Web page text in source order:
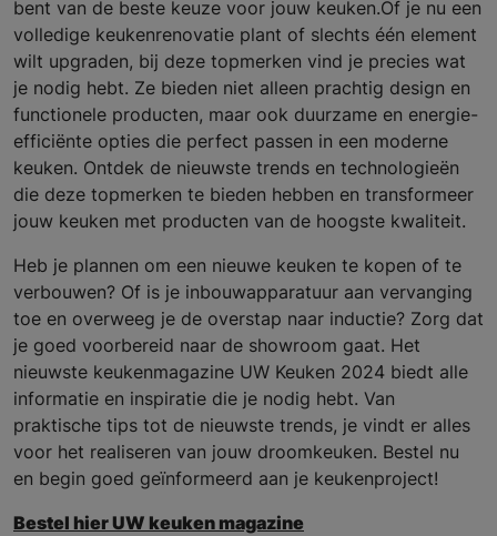
bent van de beste keuze voor jouw keuken.Of je nu een
volledige keukenrenovatie plant of slechts één element
wilt upgraden, bij deze topmerken vind je precies wat
je nodig hebt. Ze bieden niet alleen prachtig design en
functionele producten, maar ook duurzame en energie-
efficiënte opties die perfect passen in een moderne
keuken. Ontdek de nieuwste trends en technologieën
die deze topmerken te bieden hebben en transformeer
jouw keuken met producten van de hoogste kwaliteit.
Heb je plannen om een nieuwe keuken te kopen of te
verbouwen? Of is je inbouwapparatuur aan vervanging
toe en overweeg je de overstap naar inductie? Zorg dat
je goed voorbereid naar de showroom gaat. Het
nieuwste keukenmagazine UW Keuken 2024 biedt alle
informatie en inspiratie die je nodig hebt. Van
praktische tips tot de nieuwste trends, je vindt er alles
voor het realiseren van jouw droomkeuken. Bestel nu
en begin goed geïnformeerd aan je keukenproject!
Bestel hier UW keuken magazine